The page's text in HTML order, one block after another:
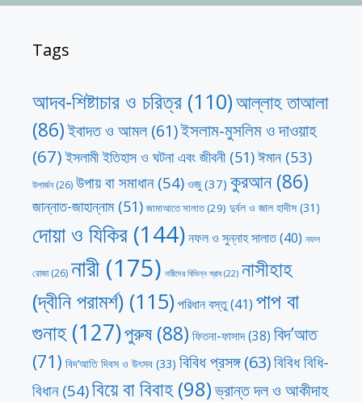
Tags
আদব-শিষ্টাচার ও চরিত্র (110)আল্লাহ তাআলা
(86)ইবাদত ও আমল(61)ইসলাম-মুসলিম ও দাওয়াহ
(67) ইসলামী ইতিহাস ও ঘটনা এবং জীবনী(51)ঈমান (53)
উপার্জন(26) উপায় বা সমাধান(54) ওজু (37) কুরআন(86)
জান্নাত-জাহান্নাম(51) জামাআতে সালাত(29) দুর্বল ও জাল হাদীস (31)
দোয়া ও যিকির (144)নফল ও সুন্নাহ সালাত(40) নফল
রোজা(26) নারী(175) নারীদের বিভিন্ন স্রাব(22) নাসীহাহ
(দ্বীনি পরামর্শ) (115)পরিধান বস্তু(41) পাপ বা
গুনাহ(127)পুরুষ(88) ফিতনা-ফাসাদ(38) বিদ’আত
(71) বিদ’আতি দিবস ও উৎসব (33) বিবিধ প্রসঙ্গ(63)বিবিধ বিধি-
বিধান(54)বিয়ে বা বিবাহ (98)ভ্রান্ত দল ও আকীদাহ